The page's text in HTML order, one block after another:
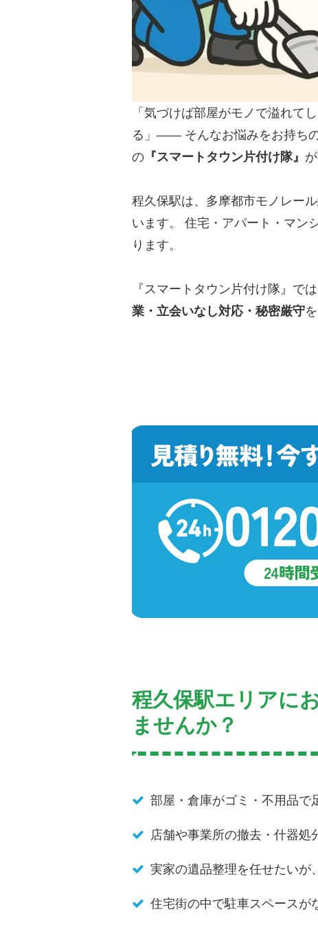
「気づけば部屋がモノで溢れて
る」—— そんなお悩みをお持ちの
の 『スマートタウン片付け隊』
程久保駅は、多摩都市モノレー
います。 住宅・アパート・マン
ります。
『スマートタウン片付け隊』で
業・立会いなし対応・秘密厳守
程久保駅エリアに
ませんか？
部屋・倉庫がゴミ・不用品で
店舗や事業所の撤去・什器処
実家の遺品整理を任せたいが
住宅街の中で駐車スペースが